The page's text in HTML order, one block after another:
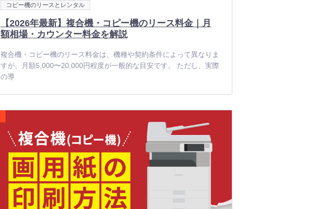
【2026年最新】複合機・コピー機のリース料金｜月
額相場・カウンター料金を解説
カ
テ
ゴ
リ
ー
コピー機のリースとレンタル
複合機・コピー機のリース料金は、機種や契約条件によって異なりま
すが、月額5,000〜20,000円程度が一般的な目安です。 ただし、実際
の導